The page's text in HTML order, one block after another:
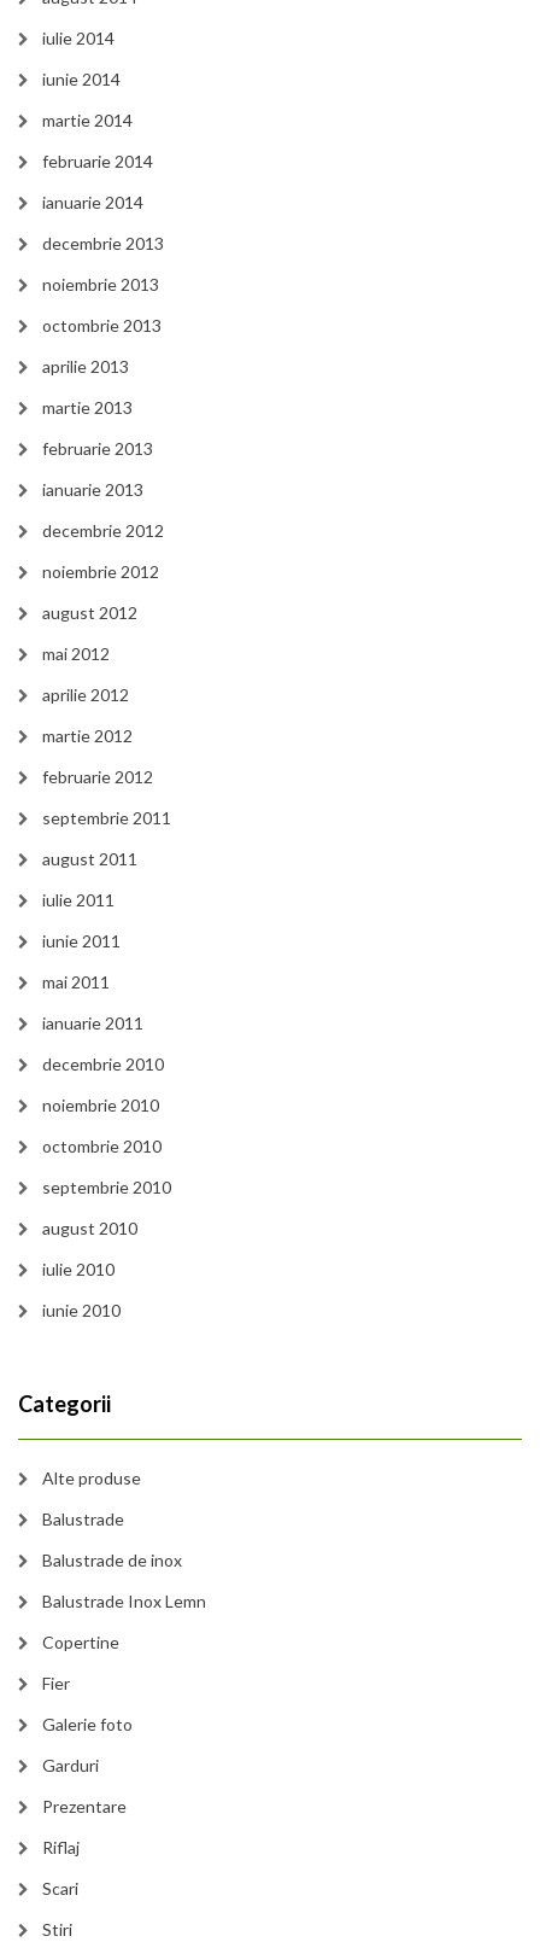
iulie 2014
iunie 2014
martie 2014
februarie 2014
ianuarie 2014
decembrie 2013
noiembrie 2013
octombrie 2013
aprilie 2013
martie 2013
februarie 2013
ianuarie 2013
decembrie 2012
noiembrie 2012
august 2012
mai 2012
aprilie 2012
martie 2012
februarie 2012
septembrie 2011
august 2011
iulie 2011
iunie 2011
mai 2011
ianuarie 2011
decembrie 2010
noiembrie 2010
octombrie 2010
septembrie 2010
august 2010
iulie 2010
iunie 2010
Categorii
Alte produse
Balustrade
Balustrade de inox
Balustrade Inox Lemn
Copertine
Fier
Galerie foto
Garduri
Prezentare
Riflaj
Scari
Stiri